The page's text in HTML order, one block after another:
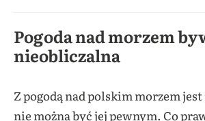
Pogoda nad morzem
nieobliczalna
Z pogodą nad polskim morzem
nie można być jej pewnym. Co